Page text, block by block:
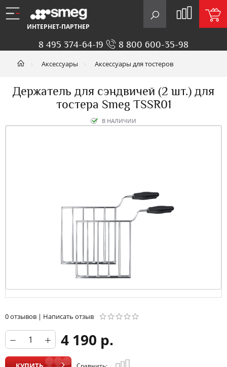
ИНТЕРНЕТ-ПАРТНЕР
8 495 374-64-19 8 800 600-35-98
Аксессуары Аксессуары для тостеров
Держатель для сэндвичей (2 шт.) для
тостера Smeg TSSR01
В НАЛИЧИИ
0 отзывов | Написать отзыв
4 190 р.